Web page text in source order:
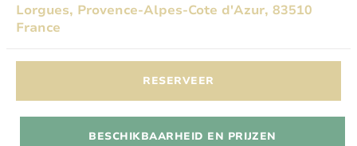
Lorgues, Provence-Alpes-Cote d'Azur, 83510
France
RESERVEER
BESCHIKBAARHEID EN PRIJZEN